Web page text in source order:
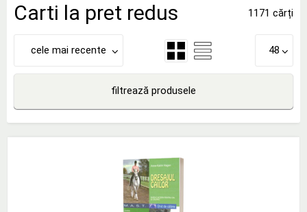
Carti la pret redus 1171 cărți
cele mai recente 48
filtrează produsele